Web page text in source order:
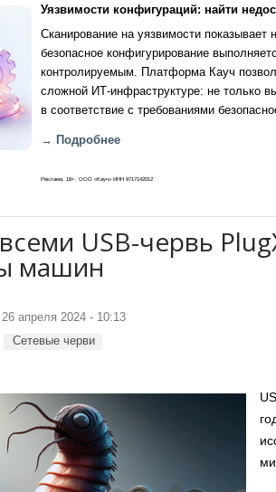
Уязвимости конфигураций: найти
Сканирование на уязвимости показывает
безопасное конфигурирование
контролируемым. Платформа Кауч
сложной ИТ-инфраструктуре: не только
в соответствие с требованиями
→ Подробнее
Реклама, 18+. ООО «Кауч» ИНН 9717142012
USB-червь
машин
апреля 2024 - 10:13
Сетевые черви